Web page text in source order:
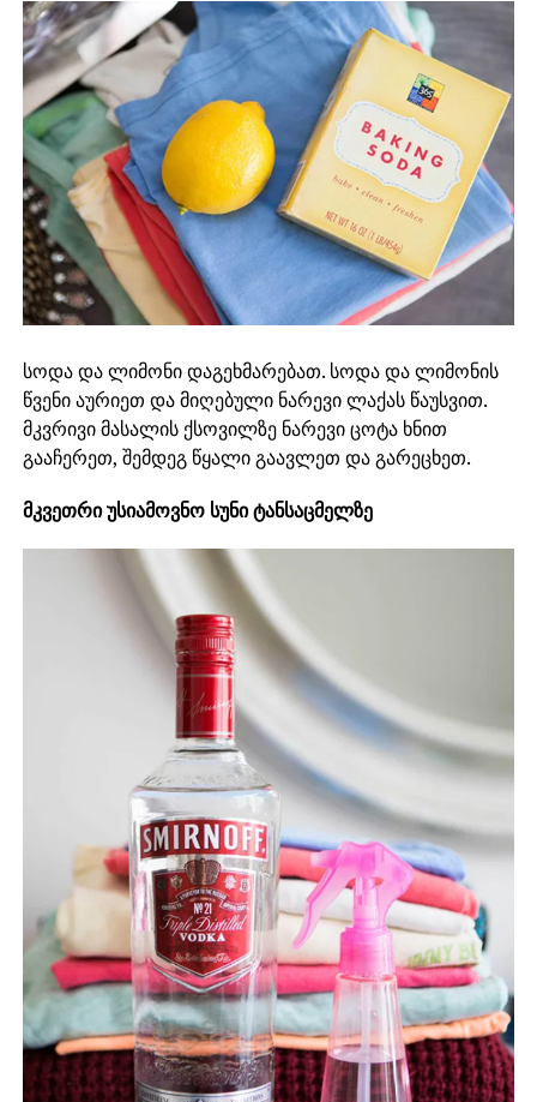
სოდა და ლიმონი დაგეხმარებათ. სოდა და ლიმონის
წვენი აურიეთ და მიღებული ნარევი ლაქას წაუსვით.
მკვრივი მასალის ქსოვილზე ნარევი ცოტა ხნით
გააჩერეთ, შემდეგ წყალი გაავლეთ და გარეცხეთ.
მკვეთრი უსიამოვნო სუნი ტანსაცმელზე